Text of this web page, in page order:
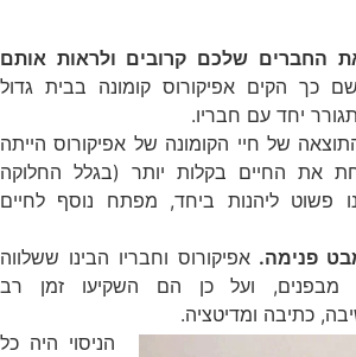
החברים שלכם קרובים ולראות אותם
כך הקים אפיקורוס קומונה בבית גדול
יחד עם חבריו.
של חיי הקומונה של אפיקורוס הייתה
את החיים בקלות יותר (בגלל החלוקה
פשוט ליהנות ביחד, מפתח נוסף לחיים
פנימה. אפיקורוס וחבריו הבינו ששלווה
מבפנים, ועל כן הם השקיעו זמן רב
כתיבה ומדיטציה.
הניסוי היה כל